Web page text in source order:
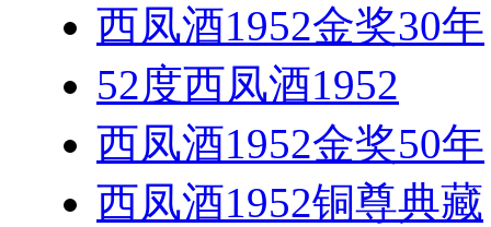
西凤酒1952金奖30年
52度西凤酒1952
西凤酒1952金奖50年
西凤酒1952铜尊典藏